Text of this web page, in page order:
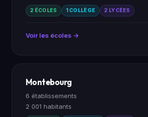
2 ÉCOLES 1 COLLÈGE 2 LYCÉES
Voir les écoles →
Montebourg
6 établissements
2 001 habitants